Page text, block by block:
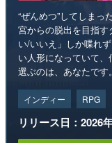
“ぜんめつ”してしまっ
宮からの脱出を目指
い/いいえ」しか喋れ
い人形になっていて
選ぶのは、あなたです。
インディー RPG
リリース日：2026